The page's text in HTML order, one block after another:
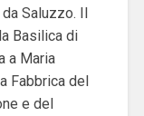
Saluzzo. Il
Basilica di
a Maria
Fabbrica del
e del